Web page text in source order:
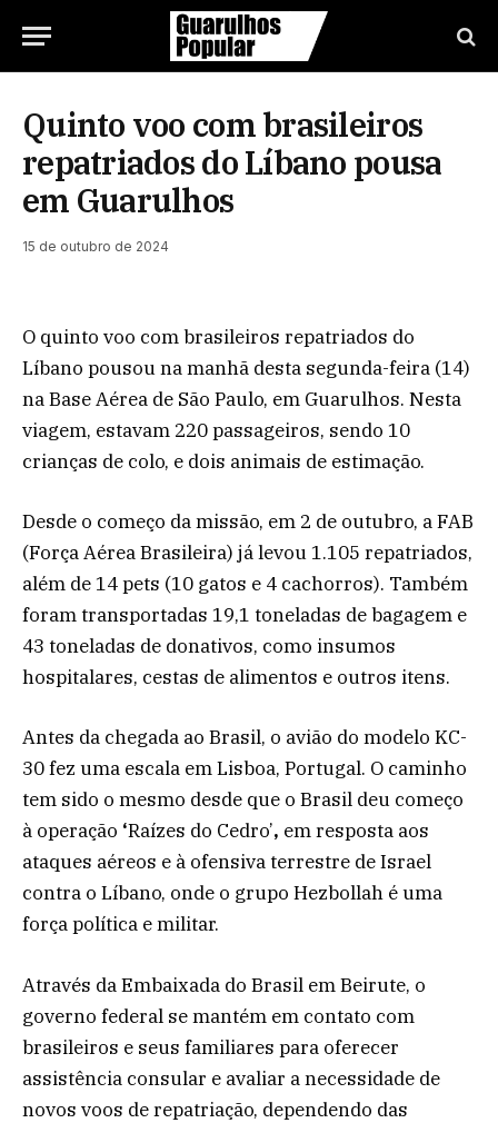
Quinto voo com brasileiros
repatriados do Líbano pousa
em Guarulhos
15 de outubro de 2024
O quinto voo com brasileiros repatriados do
Líbano pousou na manhã desta segunda-feira (14)
na Base Aérea de São Paulo, em Guarulhos. Nesta
viagem, estavam 220 passageiros, sendo 10
crianças de colo, e dois animais de estimação.
Desde o começo da missão, em 2 de outubro, a FAB
(Força Aérea Brasileira) já levou 1.105 repatriados,
além de 14 pets (10 gatos e 4 cachorros). Também
foram transportadas 19,1 toneladas de bagagem e
43 toneladas de donativos, como insumos
hospitalares, cestas de alimentos e outros itens.
Antes da chegada ao Brasil, o avião do modelo KC-
30 fez uma escala em Lisboa, Portugal. O caminho
tem sido o mesmo desde que o Brasil deu começo
à operação ‘Raízes do Cedro’, em resposta aos
ataques aéreos e à ofensiva terrestre de Israel
contra o Líbano, onde o grupo Hezbollah é uma
força política e militar.
Através da Embaixada do Brasil em Beirute, o
governo federal se mantém em contato com
brasileiros e seus familiares para oferecer
assistência consular e avaliar a necessidade de
novos voos de repatriação, dependendo das